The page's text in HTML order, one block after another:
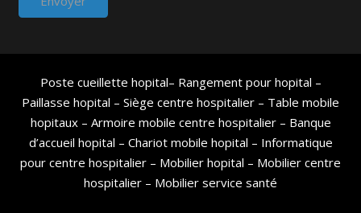
Poste cueillette hopital– Rangement pour hopital –
Paillasse hopital – Siège centre hospitalier – Table mobile
hopitaux– Armoire mobile centre hospitalier– Banque
d’accueil hopital – Chariot mobile hopital – Informatique
pour centre hospitalier – Mobilier hopital – Mobilier centre
hospitalier – Mobilier service santé